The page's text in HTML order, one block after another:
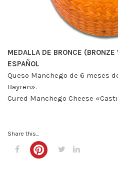
MEDALLA DE BRONCE
ESPAÑOL
Queso Manchego de 6 meses
Bayren».
Cured Manchego Cheese
Share this...